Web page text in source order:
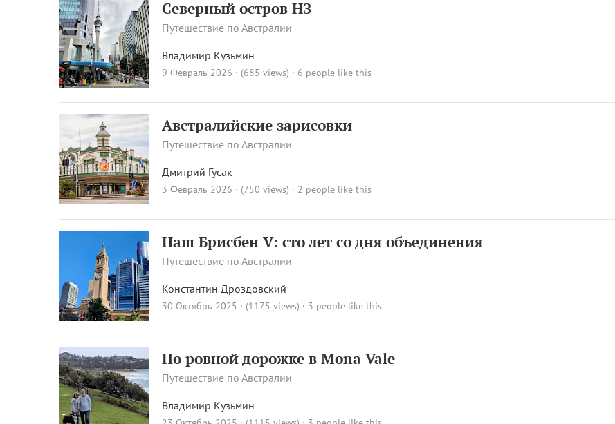
Северный остров НЗ
Путешествие по Австралии
Владимир Кузьмин
9 Февраль 2026 · (685 views) · 6 people like this
Австралийские зарисовки
Путешествие по Австралии
Дмитрий Гусак
3 Февраль 2026 · (750 views) · 2 people like this
Наш Брисбен V: сто лет со дня объединения
Путешествие по Австралии
Константин Дроздовский
30 Октябрь 2025 · (1175 views) · 3 people like this
По ровной дорожке в Mona Vale
Путешествие по Австралии
Владимир Кузьмин